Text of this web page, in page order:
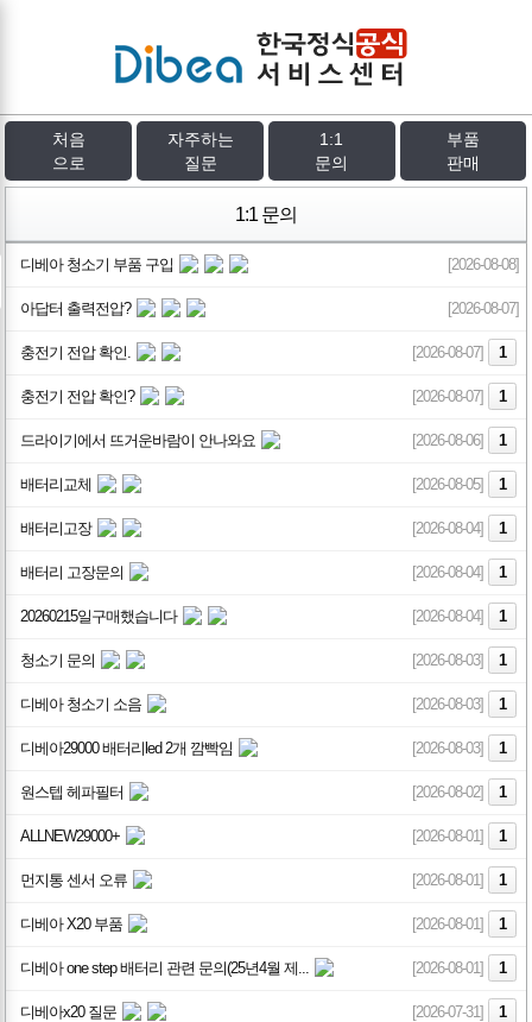
처음
으로
자주하는
질문
1:1
문의
부품
판매
1:1 문의
디베아 청소기 부품 구입 [2026-08-08]
아답터 출력전압? [2026-08-07]
충전기 전압 확인. [2026-08-07] 1
충전기 전압 확인? [2026-08-07] 1
드라이기에서 뜨거운바람이 안나와요 [2026-08-06] 1
배터리교체 [2026-08-05] 1
배터리고장 [2026-08-04] 1
배터리 고장문의 [2026-08-04] 1
20260215일구매했습니다 [2026-08-04] 1
청소기 문의 [2026-08-03] 1
디베아 청소기 소음 [2026-08-03] 1
디베아29000 배터리led 2개 깜빡임 [2026-08-03] 1
원스텝 헤파필터 [2026-08-02] 1
ALLNEW29000+ [2026-08-01] 1
먼지통 센서 오류 [2026-08-01] 1
디베아 X20 부품 [2026-08-01] 1
디베아 one step 배터리 관련 문의(25년4월 제... [2026-08-01] 1
디베아x20 질문 [2026-07-31] 1